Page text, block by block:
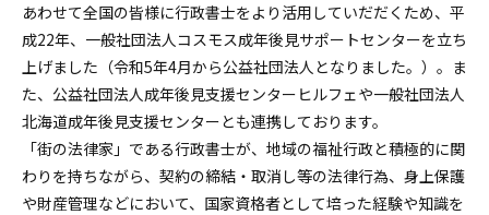
あわせて全国の皆様に行政書士をより活用していだだくため、平
成22年、一般社団法人コスモス成年後見サポートセンターを立ち
上げました（令和5年4月から公益社団法人となりました。）。ま
た、公益社団法人成年後見支援センターヒルフェや一般社団法人
北海道成年後見支援センターとも連携しております。
「街の法律家」である行政書士が、地域の福祉行政と積極的に関
わりを持ちながら、契約の締結・取消し等の法律行為、身上保護
や財産管理などにおいて、国家資格者として培った経験や知識を